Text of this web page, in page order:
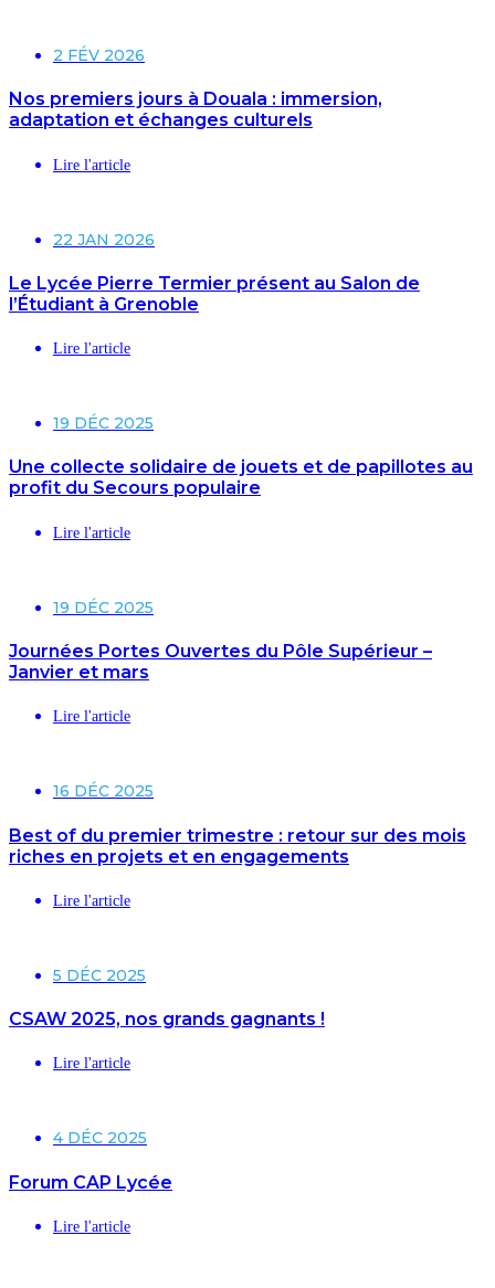
2 FÉV 2026
Nos premiers jours à Douala : immersion,
adaptation et échanges culturels
Lire l'article
22 JAN 2026
Le Lycée Pierre Termier présent au Salon de
l’Étudiant à Grenoble
Lire l'article
19 DÉC 2025
Une collecte solidaire de jouets et de papillotes au
profit du Secours populaire
Lire l'article
19 DÉC 2025
Journées Portes Ouvertes du Pôle Supérieur –
Janvier et mars
Lire l'article
16 DÉC 2025
Best of du premier trimestre : retour sur des mois
riches en projets et en engagements
Lire l'article
5 DÉC 2025
CSAW 2025, nos grands gagnants !
Lire l'article
4 DÉC 2025
Forum CAP Lycée
Lire l'article